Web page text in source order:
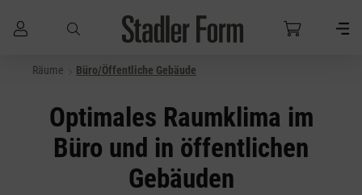
Zum Hauptinhalt springen
Räume Büro/Öffentliche Gebäude
Optimales Raumklima im
Büro und in öffentlichen
Gebäuden